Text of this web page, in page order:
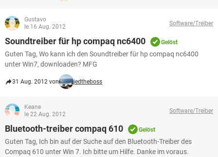
Gustavo
le 16 Aug. 2012
Software/Treiber
Soundtreiber für hp compaq nc6400 Gelöst
Guten Tag, Wo kann ich den Soundtreiber für hp compaq nc6400
unter Win7, downloaden? MFG
31 Aug. 2012 von jedtheboss
Keane
le 22 Aug. 2012
Software/Treiber
Bluetooth-treiber compaq 610 Gelöst
Guten Tag, Ich bin auf der Suche auf den Bluetooth-Treiber des
Compaq 610 unter Win 7. Ich bitte um Hilfe. Danke im voraus.